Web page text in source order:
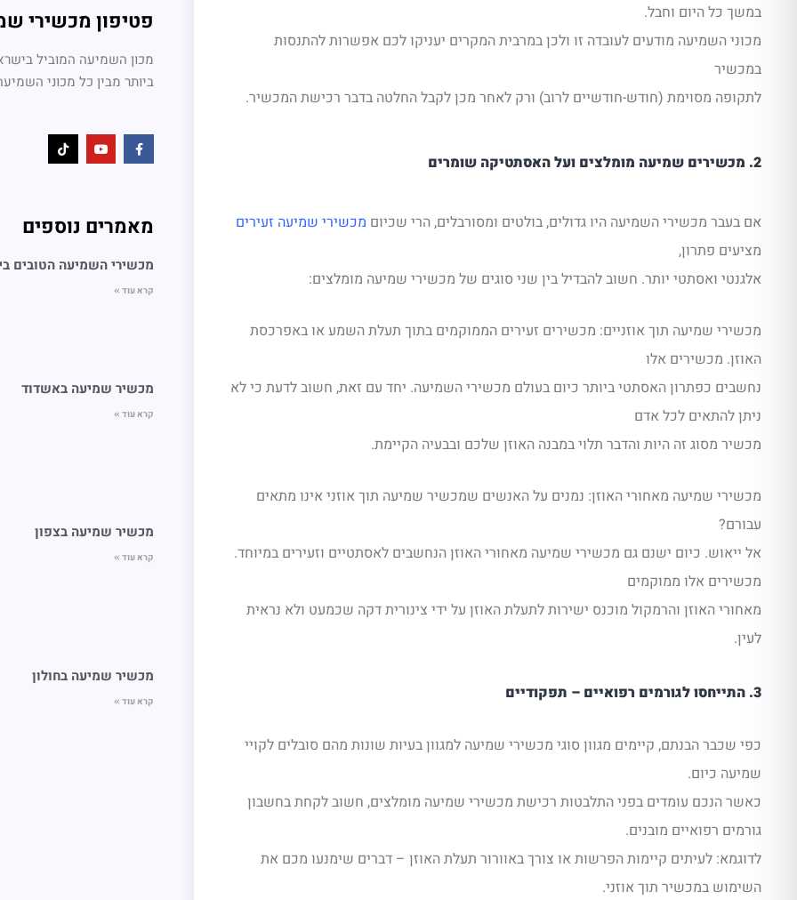
במשך כל היום וחבל.
מכוני השמיעה מודעים לעובדה זו ולכן במרבית המקרים יעניקו לכם אפשרות להתנסות
במכשיר
לתקופה מסוימת (חודש-חודשיים לרוב) ורק לאחר מכן לקבל החלטה בדבר רכישת המכשיר.
2. מכשירים שמיעה מומלצים ועל האסתטיקה שומרים
אם בעבר מכשירי השמיעה היו גדולים, בולטים ומסורבלים, הרי שכיום מכשירי שמיעה זעירים
מציעים פתרון,
אלגנטי ואסתטי יותר. חשוב להבדיל בין שני סוגים של מכשירי שמיעה מומלצים:
מכשירי שמיעה תוך אוזניים: מכשירים זעירים הממוקמים בתוך תעלת השמע או באפרכסת
האוזן. מכשירים אלו
נחשבים כפתרון האסתטי ביותר כיום בעולם מכשירי השמיעה. יחד עם זאת, חשוב לדעת כי לא
ניתן להתאים לכל אדם
מכשיר מסוג זה היות והדבר תלוי במבנה האוזן שלכם ובבעיה הקיימת.
מכשירי שמיעה מאחורי האוזן: נמנים על האנשים שמכשיר שמיעה תוך אוזני אינו מתאים
עבורם?
אל ייאוש. כיום ישנם גם מכשירי שמיעה מאחורי האוזן הנחשבים לאסתטיים וזעירים במיוחד.
מכשירים אלו ממוקמים
מאחורי האוזן והרמקול מוכנס ישירות לתעלת האוזן על ידי צינורית דקה שכמעט ולא נראית
לעין.
3. התייחסו לגורמים רפואיים – תפקודיים
כפי שכבר הבנתם, קיימים מגוון סוגי מכשירי שמיעה למגוון בעיות שונות מהם סובלים לקויי
שמיעה כיום.
כאשר הנכם עומדים בפני התלבטות רכישת מכשירי שמיעה מומלצים, חשוב לקחת בחשבון
גורמים רפואיים מובנים.
לדוגמא: לעיתים קיימות הפרשות או צורך באוורור תעלת האוזן – דברים שימנעו מכם את
השימוש במכשיר תוך אוזני.
פטיפון מכשירי
מכון השמיעה המוביל
ביותר מבין כל מכוני
מאמרים נוספים
מכשירי השמיעה הטובים
קרא עוד »
מכשיר שמיעה באשדוד
קרא עוד »
מכשיר שמיעה בצפון
קרא עוד »
מכשיר שמיעה בחולון
קרא עוד »